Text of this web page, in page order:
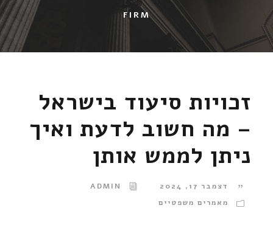
FIRM
זכויות סיעוד בישראל
– מה חשוב לדעת ואיך
ניתן לממש אותן
דצמבר 17, 2024
ADMIN
מאמרים משפטיים